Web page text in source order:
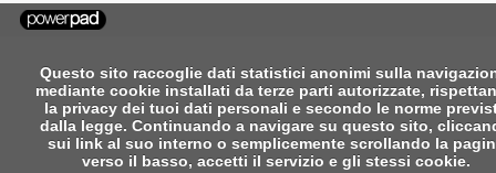
Questo sito raccoglie dati statistici anonimi sulla
mediante cookie installati da terze parti autorizzate,
la privacy dei tuoi dati personali e secondo le norme
dalla legge. Continuando a navigare su questo sito,
sui link al suo interno o semplicemente scrollando la
verso il basso, accetti il servizio e gli stessi cookie.